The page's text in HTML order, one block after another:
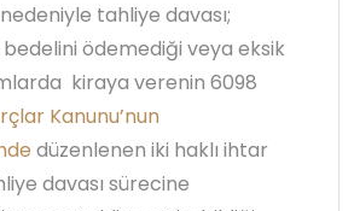
tahliye davası;
bedelini ödemediği veya eksik
kiraya verenin 6098
Kanunu’nun
düzenlenen iki haklı ihtar
davası sürecine